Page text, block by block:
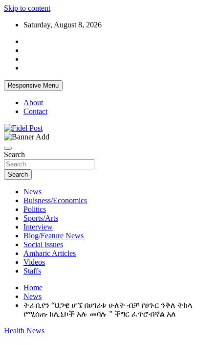
Skip to content
Saturday, August 8, 2026
Responsive Menu
About
Contact
Fidel Post
Search
Search
News
Buisness/Economics
Politics
Sports/Arts
Interview
Blog/Feature News
Social Issues
Amharic Articles
Videos
Staffs
Home
News
ትሪ ቢየን “ህጋዊ ሆኜ በሀገሪቱ ሁለት ብቻ የፀጉር ንቅለ ትከላ
የሚሰጡ ክሊኒኮች አሉ መባሉ ” ችግር ፈጥሮብኛል አለ
Health News